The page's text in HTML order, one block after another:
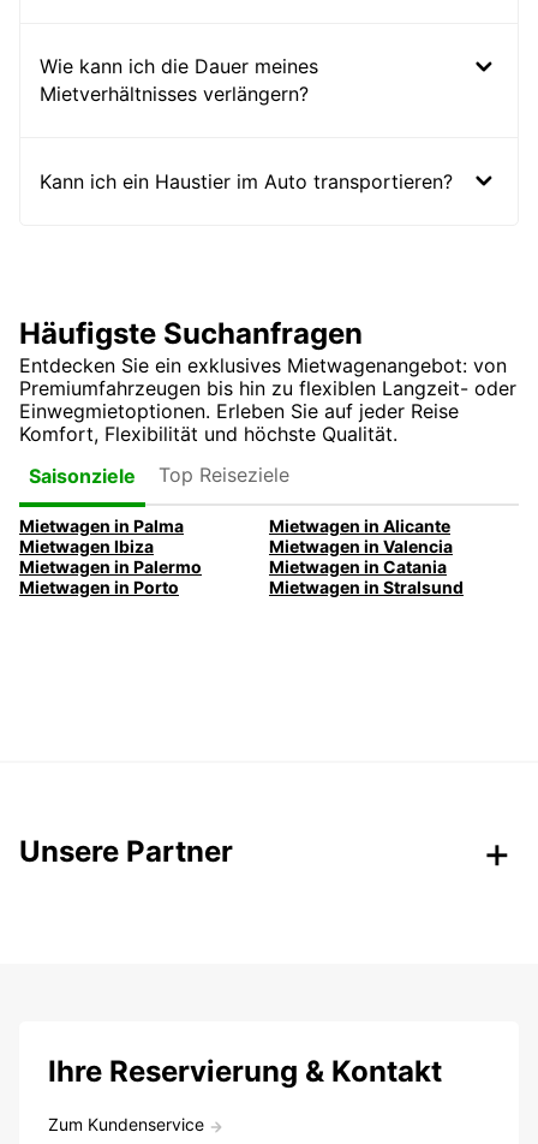
Wie kann ich die Dauer meines
Mietverhältnisses verlängern?
Kann ich ein Haustier im Auto transportieren?
Häufigste Suchanfragen
Entdecken Sie ein exklusives Mietwagenangebot: von
Premiumfahrzeugen bis hin zu flexiblen Langzeit- oder
Einwegmietoptionen. Erleben Sie auf jeder Reise
Komfort, Flexibilität und höchste Qualität.
Saisonziele
Top Reiseziele
Mietwagen in Palma
Mietwagen in Alicante
Mietwagen Ibiza
Mietwagen in Valencia
Mietwagen in Palermo
Mietwagen in Catania
Mietwagen in Porto
Mietwagen in Stralsund
Unsere Partner
Ihre Reservierung & Kontakt
Zum Kundenservice